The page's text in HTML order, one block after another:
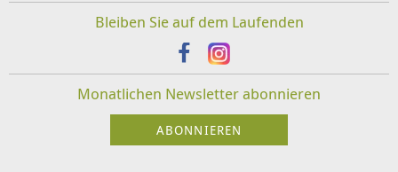
Bleiben Sie auf dem Laufenden
Monatlichen Newsletter abonnieren